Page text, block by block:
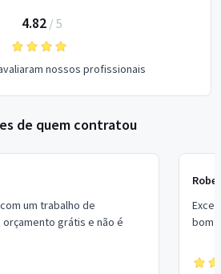
4.82/ 5
nossos profissionais
de quem contratou
um trabalho de
orçamento grátis e não é
bom